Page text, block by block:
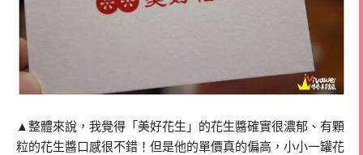
▲整體來說，我覺得「美好花生」的花生醬確實很濃郁、有顆
粒的花生醬口感很不錯！但是他的單價真的偏高，小小一罐花